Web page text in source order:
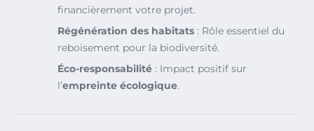
financièrement votre projet.
Régénération des habitats : Rôle essentiel du
reboisement pour la biodiversité.
Éco-responsabilité : Impact positif sur
l’empreinte écologique.